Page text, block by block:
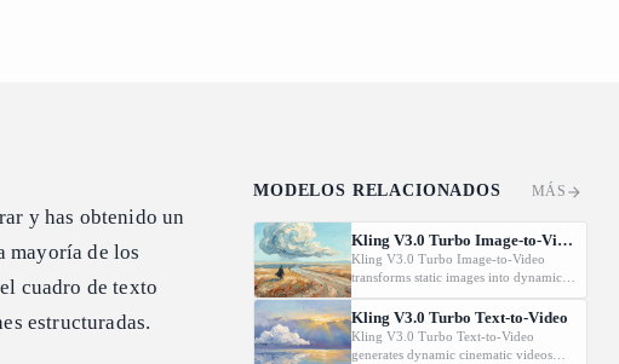
y has obtenido un
mayoría de los
cuadro de texto
estructuradas.
MODELOS RELACIONADOS MÁS
Kling V3.0 Turbo Image-to-Video
Kling V3.0 Turbo Image-to-Video
transforms static images into dynamic
cinematic videos using MVL
technology. Supports first/last frame
control and audio generation.
Kling V3.0 Turbo Text-to-Video
Kling V3.0 Turbo Text-to-Video
generates dynamic cinematic videos